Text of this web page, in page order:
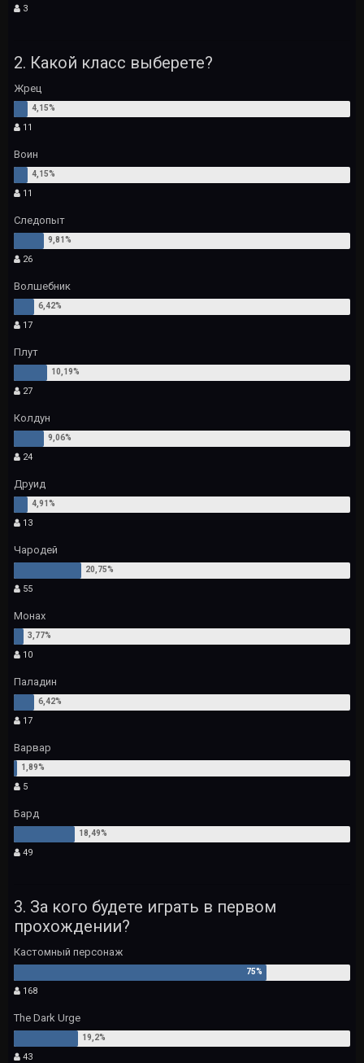
3
2. Какой класс выберете?
Жрец
11
Воин
11
Следопыт
26
Волшебник
17
Плут
27
Колдун
24
Друид
13
Чародей
55
Монах
10
Паладин
17
Варвар
5
Бард
49
3. За кого будете играть в первом
прохождении?
Кастомный персонаж
168
The Dark Urge
43